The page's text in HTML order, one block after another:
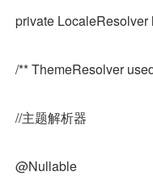
private
/** ThemeResolver
//主题解析器
@Nullable